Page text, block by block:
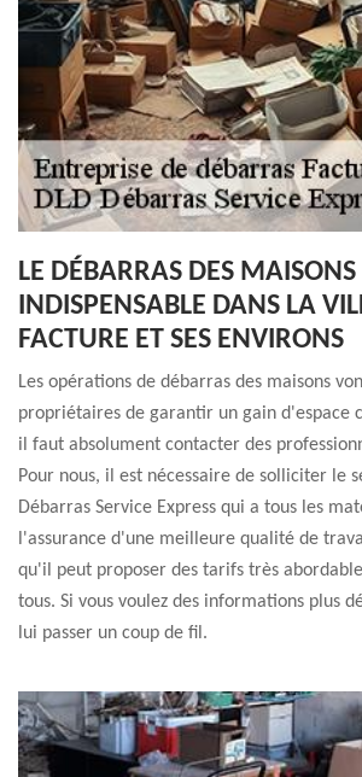
LE DÉBARRAS DES
INDISPENSABLE DANS LA
FACTURE ET SES ENVIRONS
Les opérations de débarras des maisons
propriétaires de garantir un gain d'espace
il faut absolument contacter des
Pour nous, il est nécessaire de solliciter le
Débarras Service Express qui a tous les
l'assurance d'une meilleure qualité de
qu'il peut proposer des tarifs très
tous. Si vous voulez des informations plus
lui passer un coup de fil.